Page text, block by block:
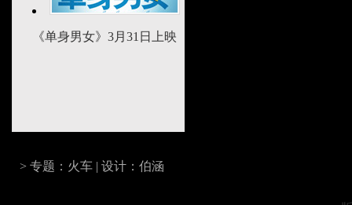
《单身男女》3月31日上映
> 专题：火车 | 设计：伯涵